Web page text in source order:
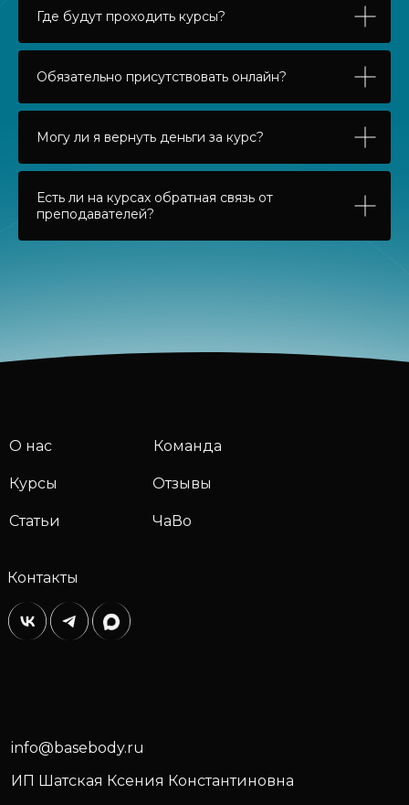
Где будут проходить курсы?
Обязательно присутствовать онлайн?
Могу ли я вернуть деньги за курс?
Есть ли на курсах обратная связь от
преподавателей?
О нас
Курсы
Статьи
Команда
Отзывы
ЧаВо
Контакты
ИП Шатская Ксения Константиновна
info@basebody.ru